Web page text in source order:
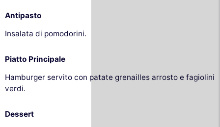
Antipasto
Insalata di pomodorini.
Piatto Principale
Hamburger servito con patate grenailles arrosto e fagiolini
verdi.
Dessert